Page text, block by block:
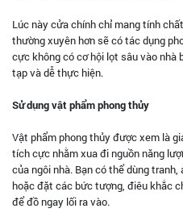
Lúc này cửa chính chỉ mang tính
thường xuyên hơn sẽ có tác dụng
cực không có cơ hội lọt sâu vào nhà
tạp và dễ thực hiện.
Sử dụng vật phẩm phong thủy
Vật phẩm phong thủy được xem là
tích cực nhằm xua đi nguồn năng
của ngôi nhà. Bạn có thể dùng
hoặc đặt các bức tượng, điêu khắc
để đồ ngay lối ra vào.